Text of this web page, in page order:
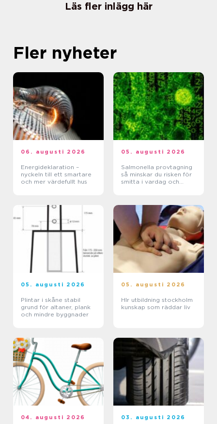
Läs fler inlägg här
Fler nyheter
06. augusti 2026
Energideklaration –
nyckeln till ett smartare
och mer värdefullt hus
05. augusti 2026
Salmonella provtagning
så minskar du risken för
smitta i vardag och
05. augusti 2026
Plintar i skåne stabil
grund för altaner, plank
och mindre byggnader
05. augusti 2026
Hlr utbildning stockholm
kunskap som räddar liv
04. augusti 2026 03. augusti 2026